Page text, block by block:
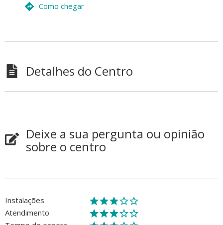
Como chegar
Detalhes do Centro
Deixe a sua pergunta ou opinião
sobre o centro
Instalações
Atendimento